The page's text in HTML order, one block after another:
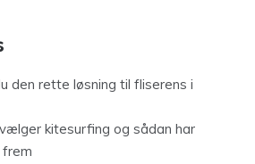
den rette løsning til fliserens i
kitesurfing og sådan har